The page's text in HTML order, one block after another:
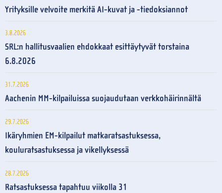
Yrityksille velvoite merkitä AI-kuvat ja -tiedoksiannot
3.8.2026
SRL:n hallitusvaalien ehdokkaat esittäytyvät torstaina
6.8.2026
31.7.2026
Aachenin MM-kilpailuissa suojaudutaan verkkohäirinnältä
29.7.2026
Ikäryhmien EM-kilpailut matkaratsastuksessa,
kouluratsastuksessa ja vikellyksessä
28.7.2026
Ratsastuksessa tapahtuu viikolla 31